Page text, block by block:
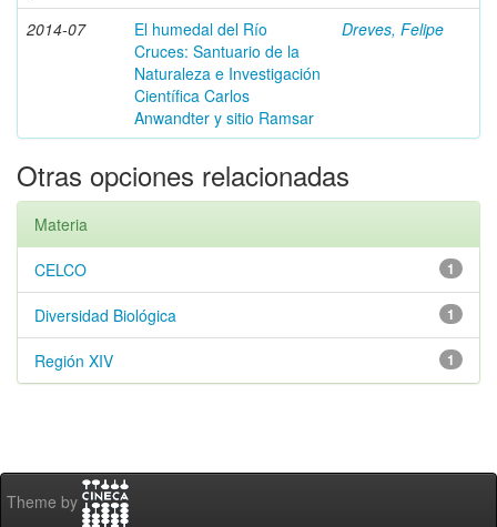
2014-07
El humedal del Río
Cruces: Santuario de la
Naturaleza e Investigación
Científica Carlos
Anwandter y sitio Ramsar
Dreves, Felipe
Otras opciones relacionadas
Materia
1
CELCO
1
Diversidad Biológica
1
Región XIV
Theme by